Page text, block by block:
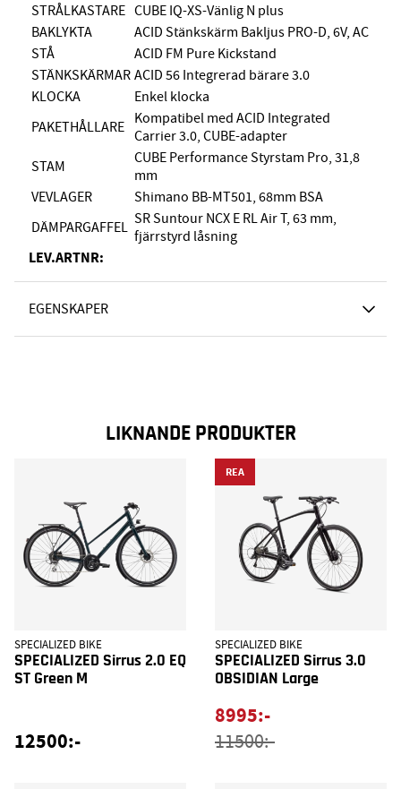
STRÅLKASTARE CUBE IQ-XS-Vänlig N plus
BAKLYKTA
ACID Stänkskärm Bakljus PRO-D, 6V, AC
STÅ
ACID FM Pure Kickstand
STÄNKSKÄRMAR ACID 56 Integrerad bärare 3.0
KLOCKA
Enkel klocka
PAKETHÅLLARE Kompatibel med ACID Integrated
Carrier 3.0, CUBE-adapter
STAM
CUBE Performance Styrstam Pro, 31,8
mm
VEVLAGER
Shimano BB-MT501, 68mm BSA
DÄMPARGAFFEL SR Suntour NCX E RL Air T, 63 mm,
fjärrstyrd låsning
LEV.ARTNR:
EGENSKAPER
LIKNANDE PRODUKTER
SPECIALIZED BIKE
SPECIALIZED Sirrus 2.0 EQ
ST Green M
12500:-
REA
SPECIALIZED BIKE
SPECIALIZED Sirrus 3.0
OBSIDIAN Large
8995:-
11500:-